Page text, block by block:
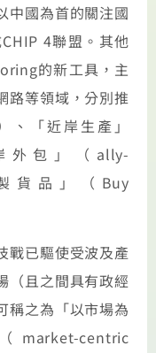
中國為首的關注國
4聯盟。其他
的新工具，主
路等領域，分別推
「近岸生產」
外包」（ally-
貨品」（Buy
已驅使受波及產
（且之間具有政經
稱之為「以市場為
centric